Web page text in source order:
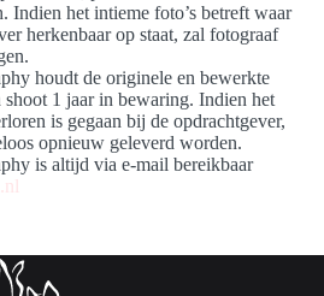
Indien het intieme foto’s betreft waar
herkenbaar op staat, zal fotograaf
houdt de originele en bewerkte
shoot 1 jaar in bewaring. Indien het
is gegaan bij de opdrachtgever,
opnieuw geleverd worden.
is altijd via e-mail bereikbaar